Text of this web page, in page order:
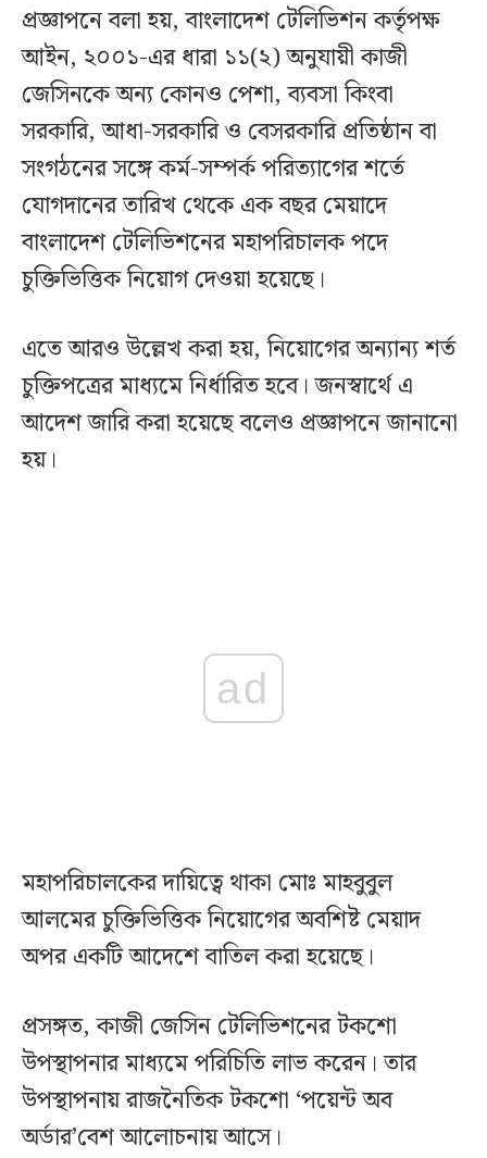
প্রজ্ঞাপনে বলা হয়, বাংলাদেশ টেলিভিশন কর্তৃপক্ষ
আইন, ২০০১-এর ধারা ১১(২) অনুযায়ী কাজী
জেসিনকে অন্য কোনও পেশা, ব্যবসা কিংবা
সরকারি, আধা-সরকারি ও বেসরকারি প্রতিষ্ঠান বা
সংগঠনের সঙ্গে কর্ম-সম্পর্ক পরিত্যাগের শর্তে
যোগদানের তারিখ থেকে এক বছর মেয়াদে
বাংলাদেশ টেলিভিশনের মহাপরিচালক পদে
চুক্তিভিত্তিক নিয়োগ দেওয়া হয়েছে।
এতে আরও উল্লেখ করা হয়, নিয়োগের অন্যান্য শর্ত
চুক্তিপত্রের মাধ্যমে নির্ধারিত হবে। জনস্বার্থে এ
আদেশ জারি করা হয়েছে বলেও প্রজ্ঞাপনে জানানো
হয়।
ad
মহাপরিচালকের দায়িত্বে থাকা মোঃ মাহবুবুল
আলমের চুক্তিভিত্তিক নিয়োগের অবশিষ্ট মেয়াদ
অপর একটি আদেশে বাতিল করা হয়েছে।
প্রসঙ্গত, কাজী জেসিন টেলিভিশনের টকশো
উপস্থাপনার মাধ্যমে পরিচিতি লাভ করেন। তার
উপস্থাপনায় রাজনৈতিক টকশো ‘পয়েন্ট অব
অর্ডার’বেশ আলোচনায় আসে।